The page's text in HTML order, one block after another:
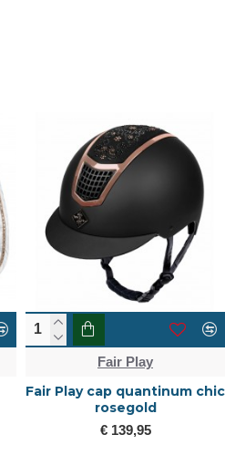
Fair Play
Fair Play cap quantinum chic
rosegold
€ 139,95